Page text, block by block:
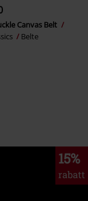
Canvas Belt
Belte
15%
rabatt